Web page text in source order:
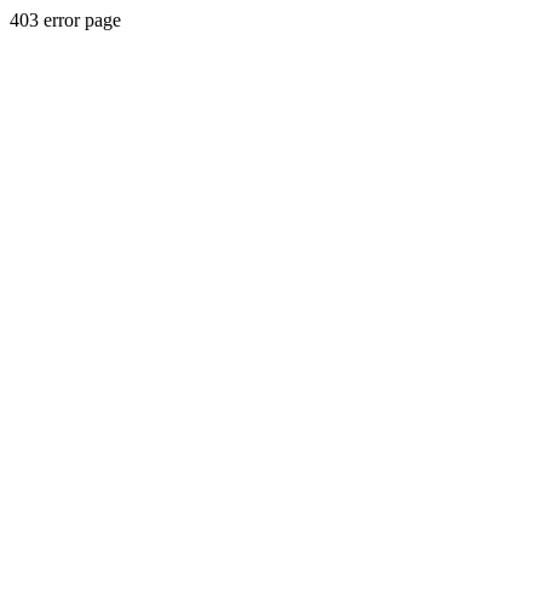
403 error page